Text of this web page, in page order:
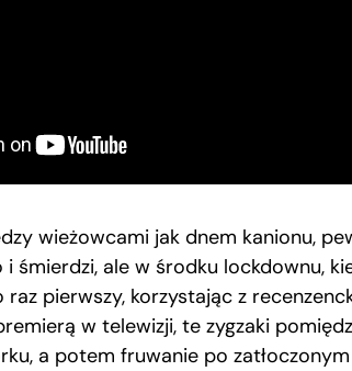
wieżowcami jak dnem kanionu,
i śmierdzi, ale w środku lockdownu,
pierwszy, korzystając z
w telewizji, te zygzaki
a potem fruwanie po zatłoczonym